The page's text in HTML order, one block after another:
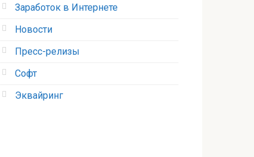
Заработок в Интернете
Новости
Пресс-релизы
Софт
Эквайринг